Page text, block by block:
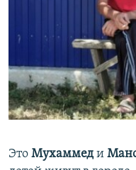
Это Мухаммеди